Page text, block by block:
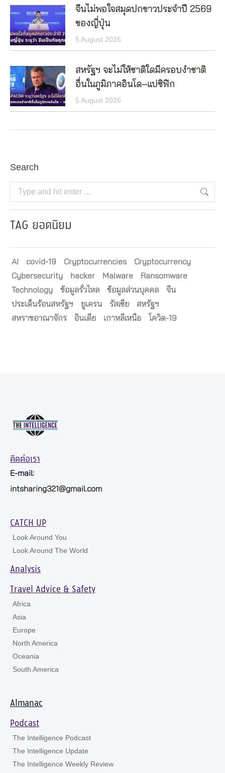
จีนไม่พอใจสมุดปกขาวประจำปี 2569
ของญี่ปุ่น
5 August 2026
สหรัฐฯ จะไม่ให้ชาติใดมีครอบงำชาติ
อื่นในภูมิภาคอินโด–แปซิฟิก
5 August 2026
Search
Search:
TAG ยอดนิยม
AI covid-19 Cryptocurrencies
Cryptocurrency
Cybersecurity
hacker Malware
Ransomware
Technology
ข้อมูลรั่วไหล ข้อมูลส่วนบุคคล
จีน
ประเด็นร้อนสหรัฐฯ
ยูเครน รัสเซีย
สหรัฐฯ
สหราชอาณาจักร
อินเดีย เกาหลีเหนือ โควิด-19
ติดต่อเรา
E-mail:
intsharing321@gmail.com
CATCH UP
Look Around You
Look Around The World
Analysis
Travel Advice & Safety
Africa
Asia
Europe
North America
Oceania
South America
Almanac
Podcast
The Intelligence Podcast
The Intelligence Update
The Intelligence Weekly Review